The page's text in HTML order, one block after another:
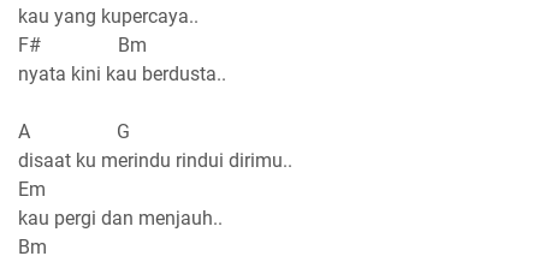
kau yang kupercaya..
F# Bm
nyata kini kau berdusta..
A G
disaat ku merindu rindui dirimu..
Em
kau pergi dan menjauh..
Bm